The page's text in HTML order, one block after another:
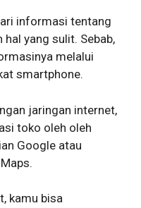
informasi tentang
yang sulit. Sebab,
melalui
smartphone.
jaringan internet,
toko oleh oleh
Google atau
kamu bisa